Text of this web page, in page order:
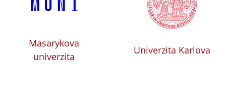
Masarykova
univerzita
Univerzita Karlova